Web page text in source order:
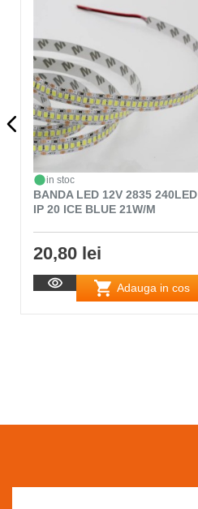
in stoc
BANDA LED 12V 2835 240LED
IP 20 ICE BLUE 21W/M
20,80 lei
Adauga in cos